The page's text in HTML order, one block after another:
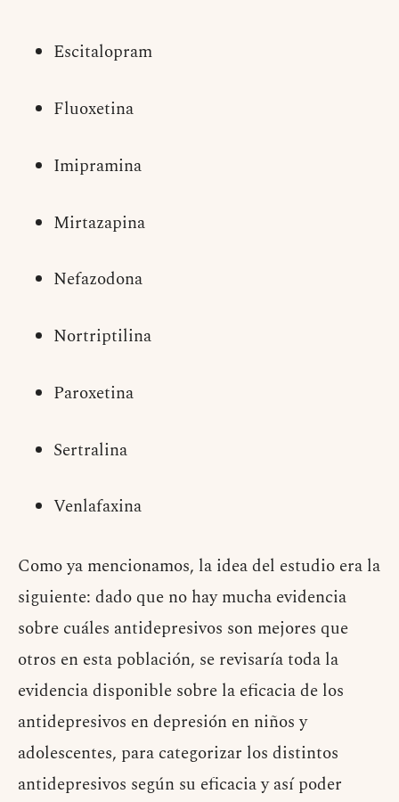
Escitalopram
Fluoxetina
Imipramina
Mirtazapina
Nefazodona
Nortriptilina
Paroxetina
Sertralina
Venlafaxina
Como ya mencionamos, la idea del estudio era la
siguiente: dado que no hay mucha evidencia
sobre cuáles antidepresivos son mejores que
otros en esta población, se revisaría toda la
evidencia disponible sobre la eficacia de los
antidepresivos en depresión en niños y
adolescentes, para categorizar los distintos
antidepresivos según su eficacia y así poder